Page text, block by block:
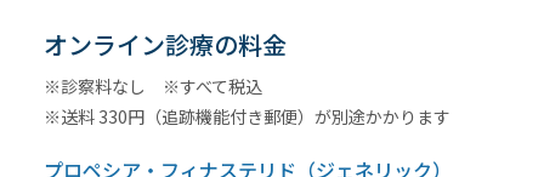
オンライン診療の料金
※診察料なし ※すべて税込
※送料 330円（追跡機能付き郵便）が別途かかります
プロペシア・フィナステリド（ジェネリック）